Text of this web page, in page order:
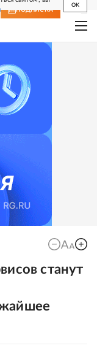
OK
ПОДПИСКА
станут